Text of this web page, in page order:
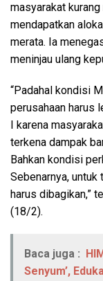
masyarakat
mendapatkan
merata. Ia
meninjau ulang
“Padahal kondisi
perusahaan harus
I karena
terkena dampak
Bahkan kondisi
Sebenarnya, untuk
harus dibagikan,”
(18/2).
Baca juga :
Senyum’,